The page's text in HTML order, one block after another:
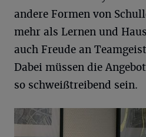
andere Formen von
mehr als Lernen und
auch Freude an
Dabei müssen die
so schweißtreibend sein.